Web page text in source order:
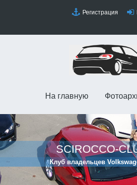
Регистрация
На главную
SCIROCCO-
Клуб владельцев